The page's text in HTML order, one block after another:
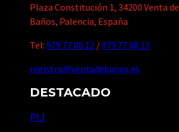
Plaza Constitución 1, 34200 Venta de
Baños, Palencia, España
Tel: 979 77 08 12 /979 77 08 13
registro@ventadebanos.es
DESTACADO
PIJ